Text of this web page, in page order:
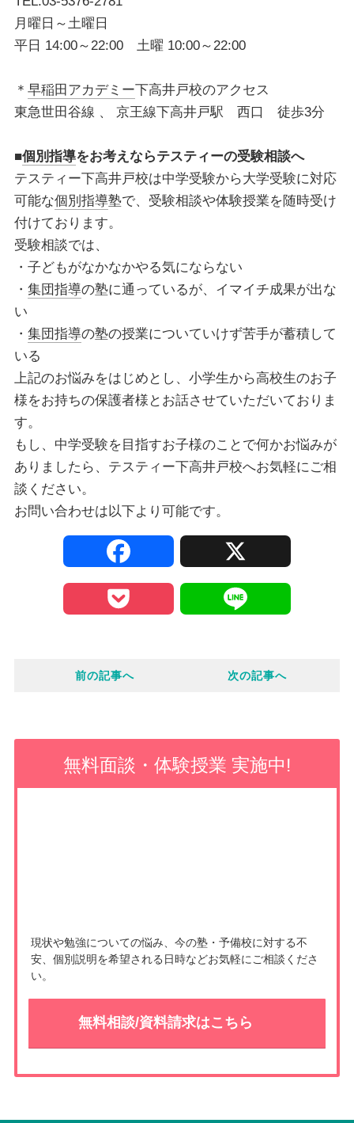
月曜日～土曜日
平日 14:00～22:00 土曜 10:00～22:00
＊ 早稲田アカデミー下高井戸校のアクセス
東急世田谷線 、 京王線下高井戸駅 西口 徒歩3分
■個別指導をお考えならテスティーの受験相談へ
テスティー下高井戸校は中学受験から大学受験に対応
可能な個別指導塾で、受験相談や体験授業を随時受け
付けております。
受験相談では、
・子どもがなかなかやる気にならない
・ 集団指導の塾に通っているが、イマイチ成果が出な
い
・ 集団指導の塾の授業についていけず苦手が蓄積して
いる
上記のお悩みをはじめとし、小学生から高校生のお子
様をお持ちの保護者様とお話させていただいておりま
す。
もし、中学受験を目指すお子様のことで何かお悩みが
ありましたら、テスティー下高井戸校へお気軽にご相
談ください。
お問い合わせは以下より可能です。
o
e
前の記事へ 次の記事へ
無料面談・体験授業 実施中!
現状や勉強についての悩み、今の塾・予備校に対する不
安、個別説明を希望される日時などお気軽にご相談くださ
い。
無料相談/資料請求はこちら